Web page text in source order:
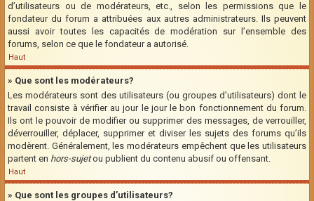
d’utilisateurs ou de modérateurs, etc., selon les permissions que le
fondateur du forum a attribuées aux autres administrateurs. Ils peuvent
aussi avoir toutes les capacités de modération sur l’ensemble des
forums, selon ce que le fondateur a autorisé.
Haut
» Que sont les modérateurs?
Les modérateurs sont des utilisateurs (ou groupes d’utilisateurs) dont le
travail consiste à vérifier au jour le jour le bon fonctionnement du forum.
Ils ont le pouvoir de modifier ou supprimer des messages, de verrouiller,
déverrouiller, déplacer, supprimer et diviser les sujets des forums qu’ils
modèrent. Généralement, les modérateurs empêchent que les utilisateurs
partent en hors-sujetou publient du contenu abusif ou offensant.
Haut
» Que sont les groupes d’utilisateurs?